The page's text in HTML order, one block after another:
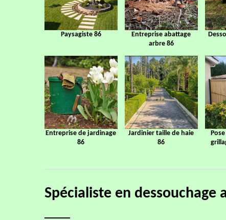
Paysagiste 86
Entreprise abattage
arbre 86
Entreprise de jardinage
86
Jardinier taille de haie
86
Spécialiste en dessouchage